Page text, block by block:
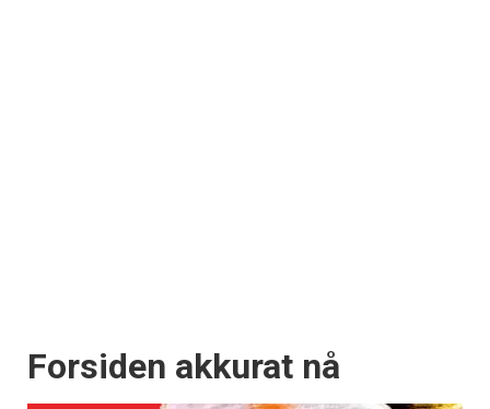
Forsiden akkurat nå